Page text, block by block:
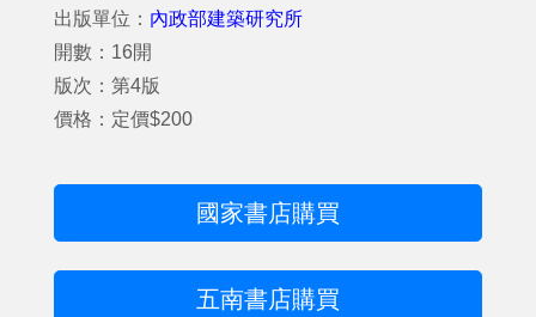
出版單位： 內政部建築研究所
開數：16開
版次：第4版
價格：定價$200
國家書店購買
五南書店購買